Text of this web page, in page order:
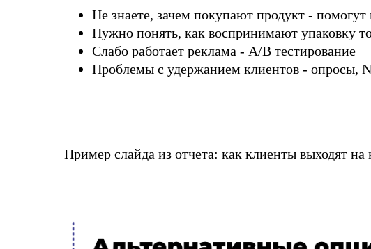
Не знаете, зачем покупают продукт -
Нужно понять, как воспринимают упаковку
Слабо работает реклама - A/B тестирование
Проблемы с удержанием клиентов - опросы,
Пример слайда из отчета: как клиенты выходят на